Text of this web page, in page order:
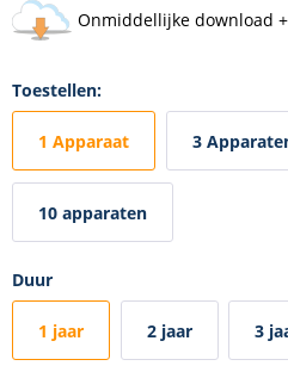
Onmiddellijke download
Toestellen:
1 Apparaat 3
10 apparaten
Duur
1 jaar 2 jaar 3